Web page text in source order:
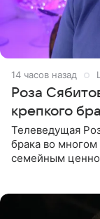
14 часов назад
Роза
крепкого
Телеведущая
брака во многом
семейным